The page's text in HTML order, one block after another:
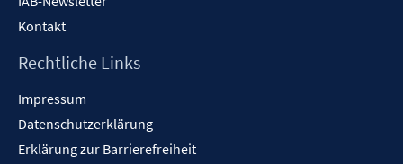
Kontakt
Rechtliche Links
Impressum
Datenschutzerklärung
Erklärung zur Barrierefreiheit